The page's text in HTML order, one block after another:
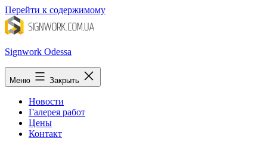
Перейти к содержимому
Signwork Odessa
Меню Закрыть
Новости
Галерея работ
Цены
Контакт